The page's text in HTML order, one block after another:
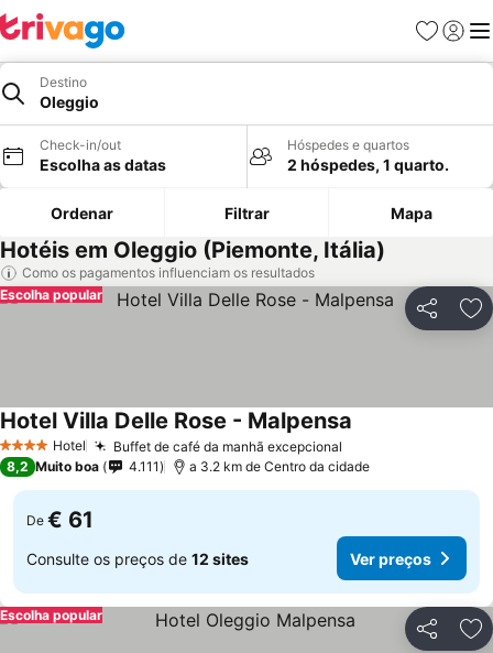
Favoritos
Iniciar
Destino
Oleggio
Check-in/out
Escolha as datas
Hóspedes e quartos
2 hóspedes, 1 quarto.
Ordenar Filtrar Mapa
Hotéis em Oleggio (Piemonte, Itália)
Como os pagamentos influenciam os resultados
Partilhar
Escolha popular
4 EstrelasHotel Buffet de café da manhã excepcional
Hotel Villa Delle Rose - Malpensa
8,2 Muito boa 4.111 a 3.2 km de Centro da cidade
De € 61
Consulte os preços de 12 sites Ver preços
Partilhar
Escolha popular